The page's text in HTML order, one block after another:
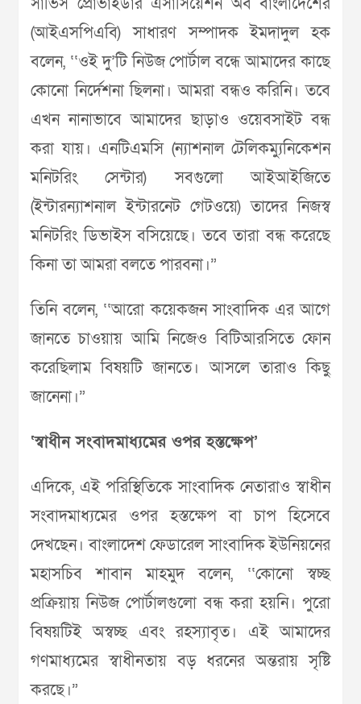
(আইএসপিএবি) সাধারণ সম্পাদক ইমদাদুল হক
বলেন, ‘‘ওই দু’টি নিউজ পোর্টাল বন্ধে আমাদের কাছে
কোনো নির্দেশনা ছিলনা। আমরা বন্ধও করিনি। তবে
এখন নানাভাবে আমাদের ছাড়াও ওয়েবসাইট বন্ধ
করা যায়। এনটিএমসি (ন্যাশনাল টেলিকম্যুনিকেশন
মনিটরিং সেন্টার) সবগুলো আইআইজিতে
(ইন্টারন্যাশনাল ইন্টারনেট গেটওয়ে) তাদের নিজস্ব
মনিটরিং ডিভাইস বসিয়েছে। তবে তারা বন্ধ করেছে
কিনা তা আমরা বলতে পারবনা।”
তিনি বলেন, ‘‘আরো কয়েকজন সাংবাদিক এর আগে
জানতে চাওয়ায় আমি নিজেও বিটিআরসিতে ফোন
করেছিলাম বিষয়টি জানতে। আসলে তারাও কিছু
জানেনা।”
‘স্বাধীন সংবাদমাধ্যমের ওপর হস্তক্ষেপ’
এদিকে, এই পরিস্থিতিকে সাংবাদিক নেতারাও স্বাধীন
সংবাদমাধ্যমের ওপর হস্তক্ষেপ বা চাপ হিসেবে
দেখছেন। বাংলাদেশ ফেডারেল সাংবাদিক ইউনিয়নের
মহাসচিব শাবান মাহমুদ বলেন, ‘‘কোনো স্বচ্ছ
প্রক্রিয়ায় নিউজ পোর্টালগুলো বন্ধ করা হয়নি। পুরো
বিষয়টিই অস্বচ্ছ এবং রহস্যাবৃত। এই আমাদের
গণমাধ্যমের স্বাধীনতায় বড় ধরনের অন্তরায় সৃষ্টি
করছে।”